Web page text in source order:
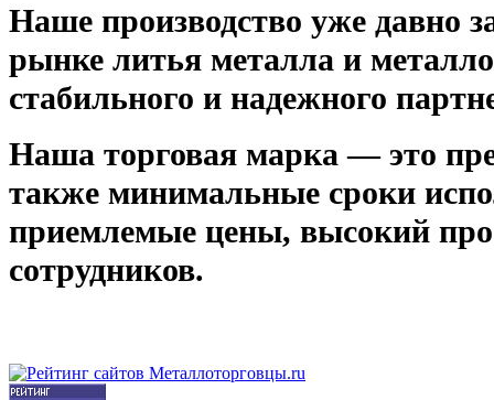
Наше производство уже давно
рынке литья металла и
стабильного и надежного
Наша торговая марка — это
также минимальные сроки
приемлемые цены, высокий
сотрудников.